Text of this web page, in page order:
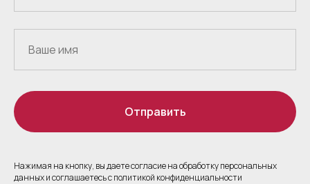
Отправить
Нажимая на кнопку, вы даете согласие на обработку персональных
данных и соглашаетесь c политикой конфиденциальности